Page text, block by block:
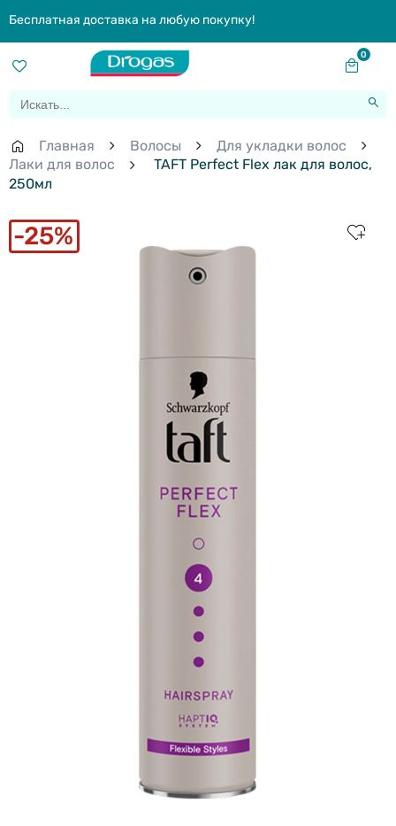
Бесплатная доставка на любую покупку!
0
Главная Волосы
Для укладки волос
Лаки для волос
TAFT Perfect Flex лак для волос,
250мл
25%